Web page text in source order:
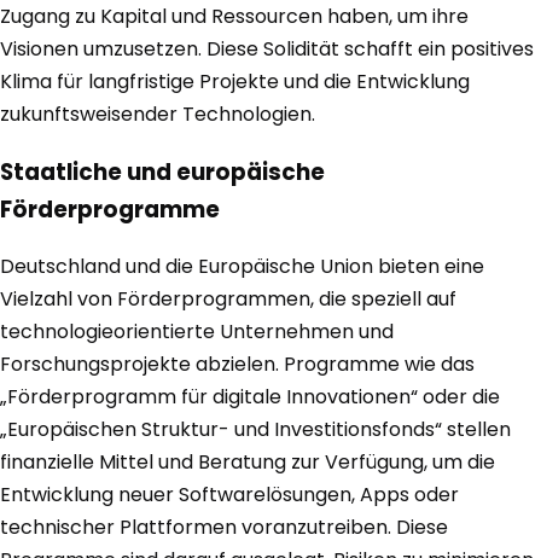
Zugang zu Kapital und Ressourcen haben, um ihre
Visionen umzusetzen. Diese Solidität schafft ein positives
Klima für langfristige Projekte und die Entwicklung
zukunftsweisender Technologien.
Staatliche und europäische
Förderprogramme
Deutschland und die Europäische Union bieten eine
Vielzahl von Förderprogrammen, die speziell auf
technologieorientierte Unternehmen und
Forschungsprojekte abzielen. Programme wie das
„Förderprogramm für digitale Innovationen“ oder die
„Europäischen Struktur- und Investitionsfonds“ stellen
finanzielle Mittel und Beratung zur Verfügung, um die
Entwicklung neuer Softwarelösungen, Apps oder
technischer Plattformen voranzutreiben. Diese